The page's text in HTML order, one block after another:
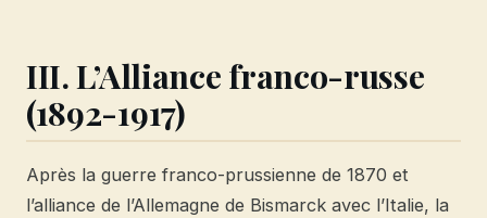
III. L’Alliance franco-russe
(1892-1917)
Après la guerre franco-prussienne de 1870 et
l’alliance de l’Allemagne de Bismarck avec l’Italie, la